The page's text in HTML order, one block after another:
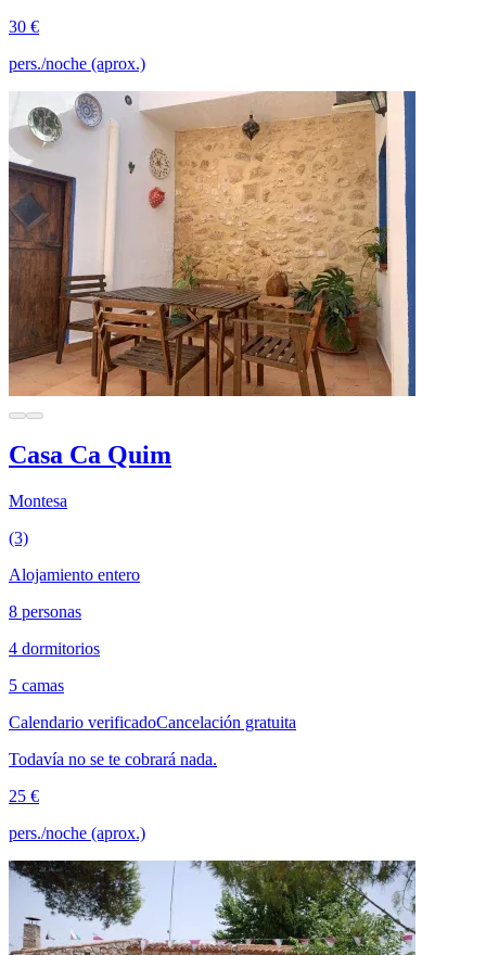
30 €
pers./noche (aprox.)
Casa Ca Quim
Montesa
(3)
Alojamiento entero
8 personas
4 dormitorios
5 camas
Calendario verificadoCancelación gratuita
Todavía no se te cobrará nada.
25 €
pers./noche (aprox.)